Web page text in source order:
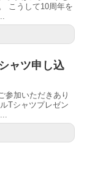
こうして10周年を
ャツ申し込
参加いただきあり
Tシャツプレゼン